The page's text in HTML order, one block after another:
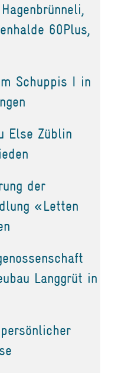
60Plus,
Schuppis I in
Else Züblin
der
«Letten
Langgrüt in